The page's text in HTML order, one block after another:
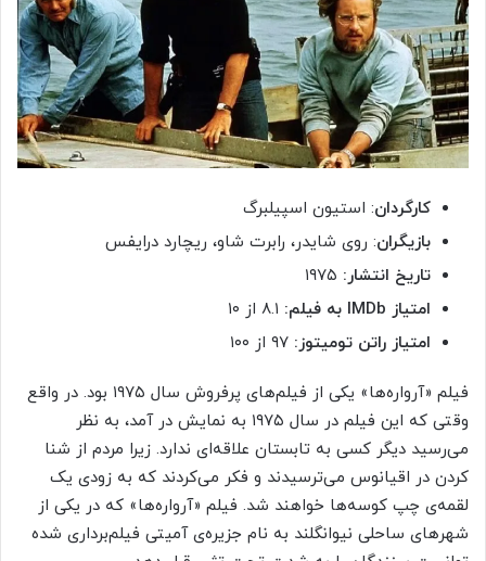
کارگردان: استیون اسپیلبرگ
بازیگران: روی شایدر، رابرت شاو، ریچارد درایفس
تاریخ انتشار:
امتیاز IMDb به فیلم:
امتیاز راتن تومیتوز:
فیلم «آرواره‌ها» یکی از فیلم‌های پرفروش سال ۱۹۷۵ بود. در واقع
وقتی که این فیلم در سال ۱۹۷۵ به نمایش در آمد، به نظر
می‌رسید دیگر کسی به تابستان علاقه‌ای ندارد. زیرا مردم از شنا
کردن در اقیانوس می‌ترسیدند و فکر می‌کردند که به زودی یک
لقمه‌ی چپ کوسه‌ها خواهند شد. فیلم «آرواره‌ها» که در یکی از
شهرهای ساحلی نیوانگلند به نام جزیره‌ی آمیتی فیلم‌برداری شده